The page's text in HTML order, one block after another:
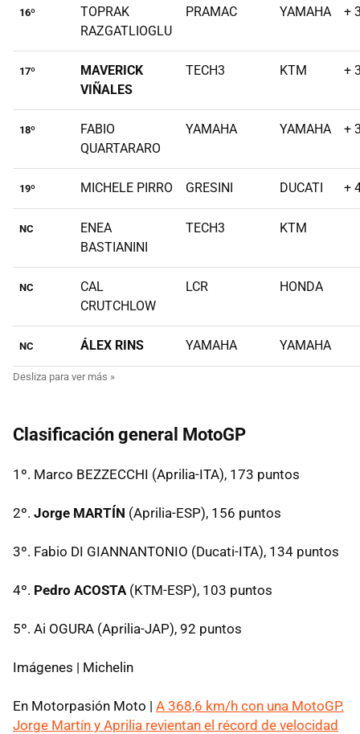
16º
TOPRAK
RAZGATLIOGLU
PRAMAC YAMAHA +
17º
MAVERICK
VIÑALES
TECH3 KTM +
18º
FABIO
QUARTARARO
YAMAHA YAMAHA +
19º MICHELE PIRRO GRESINI DUCATI +
NC
ENEA
BASTIANINI
TECH3 KTM
NC
CAL
CRUTCHLOW
LCR HONDA
NC ÁLEX RINS YAMAHA YAMAHA
Clasificación general MotoGP
1º. Marco BEZZECCHI (Aprilia-ITA), 173 puntos
2º. Jorge MARTÍN (Aprilia-ESP), 156 puntos
3º. Fabio DI GIANNANTONIO (Ducati-ITA), 134 puntos
4º. Pedro ACOSTA (KTM-ESP), 103 puntos
5º. Ai OGURA (Aprilia-JAP), 92 puntos
Imágenes | Michelin
En Motorpasión Moto | A 368,6 km/h con una MotoGP.
Jorge Martín y Aprilia revientan el récord de velocidad